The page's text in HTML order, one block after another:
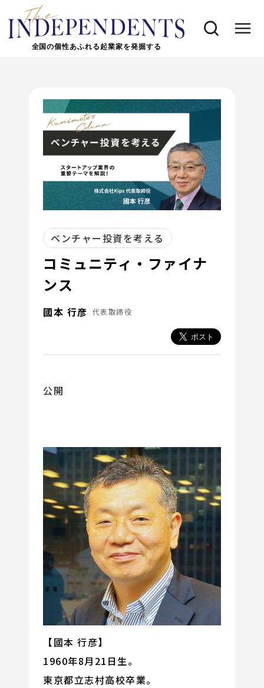
全国の個性あふれる起業家を発掘する
ベンチャー投資を考える
コミュニティ・ファイナ
ンス
國本 行彦 代表取締役
公開
【國本 行彦】
1960年8月21日生。
東京都立志村高校卒業。